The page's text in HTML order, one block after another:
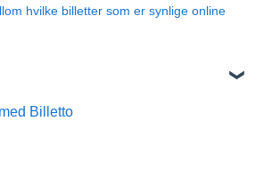
hvilke billetter som er synlige online
Billetto